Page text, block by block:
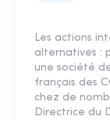
Les actions
alternatives :
une société
français des
chez de
Directrice du